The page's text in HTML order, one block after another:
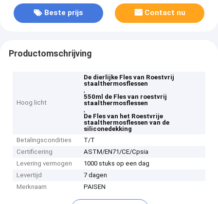
Beste prijs Contact nu
Productomschrijving
Hoog licht
De dierlijke Fles van Roestvrij
staalthermosflessen
,
550ml de Fles van roestvrij
staalthermosflessen
,
De Fles van het Roestvrije
staalthermosflessen van de
siliconedekking
Betalingscondities
T/T
Certificering
ASTM/EN71/CE/Cpsia
Levering vermogen
1000 stuks op een dag
Levertijd
7 dagen
Merknaam
PAISEN